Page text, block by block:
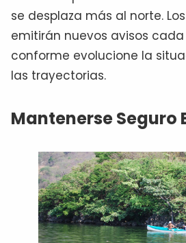
se desplaza más al norte.
emitirán nuevos avisos cada
conforme evolucione la
las trayectorias.
Mantenerse Seguro